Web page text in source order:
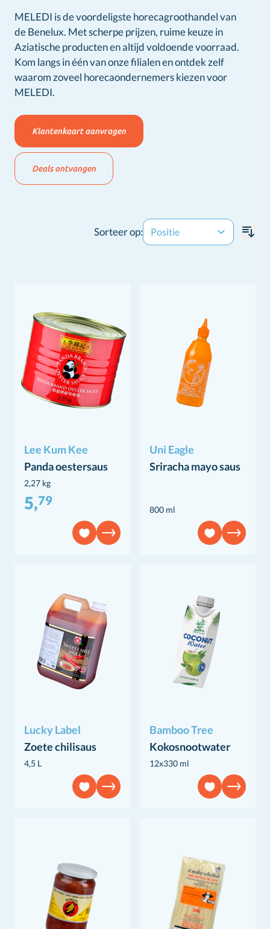
MELEDI is de voordeligste horecagroothandel van
de Benelux. Met scherpe prijzen, ruime keuze in
Aziatische producten en altijd voldoende voorraad.
Kom langs in één van onze filialen en ontdek zelf
waarom zoveel horecaondernemers kiezen voor
MELEDI.
Klantenkaart aanvragen
Deals ontvangen
Sorteer op:
Lee Kum Kee
Panda oestersaus
2,27 kg
5,79
Uni Eagle
Sriracha mayo saus
800 ml
Lucky Label
Zoete chilisaus
4,5 L
Bamboo Tree
Kokosnootwater
12x330 ml